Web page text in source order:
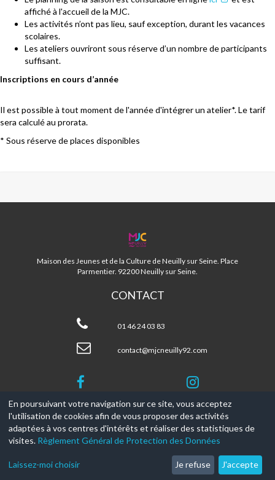
affiché à l'accueil de la MJC.
Les activités n’ont pas lieu, sauf exception, durant les vacances
scolaires.
Les ateliers ouvriront sous réserve d’un nombre de participants
suffisant.
Inscriptions en cours d’année
Il est possible à tout moment de l'année d'intégrer un atelier*. Le tarif
sera calculé au prorata.
* Sous réserve de places disponibles
MJC
NEUILLY
92
Maison des Jeunes et de la Culture de Neuilly sur Seine. Place
Parmentier. 92200 Neuilly sur Seine.
CONTACT
Neuilly
01 46 24 03 83
contact@mjcneuilly92.com
© 2017-2026, Ce site est propulsé par Aniapps.fr
CGV
En poursuivant votre navigation sur ce site, vous acceptez
l'utilisation de cookies afin de vous proposer des activités
adaptées à vos centres d'intérêts et réaliser des statistiques de
visites. Règlement Général de Protection des Données
Laissez-moi choisir Je refuse J'accepte